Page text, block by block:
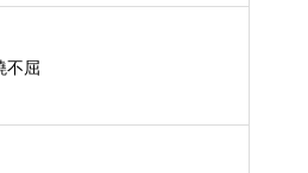
不屈